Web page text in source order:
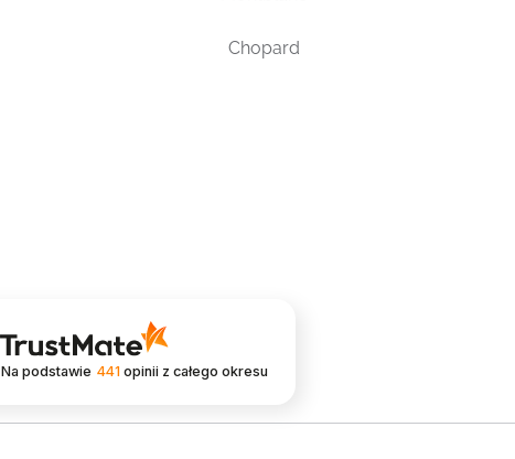
Chopard
Na podstawie 441opinii z całego okresu